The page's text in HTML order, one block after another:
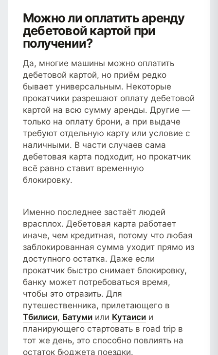
Можно ли оплатить аренду
дебетовой картой при
получении?
Да, многие машины можно оплатить
дебетовой картой, но приём редко
бывает универсальным. Некоторые
прокатчики разрешают оплату дебетовой
картой на всю сумму аренды. Другие —
только на оплату брони, а при выдаче
требуют отдельную карту или условие с
наличными. В части случаев сама
дебетовая карта подходит, но прокатчик
всё равно ставит временную
блокировку.
Именно последнее застаёт людей
врасплох. Дебетовая карта работает
иначе, чем кредитная, потому что любая
заблокированная сумма уходит прямо из
доступного остатка. Даже если
прокатчик быстро снимает блокировку,
банку может потребоваться время,
чтобы это отразить. Для
путешественника, прилетающего в
Тбилиси, Батуми или Кутаиси и
планирующего стартовать в road trip в
тот же день, это способно повлиять на
остаток бюджета поездки.